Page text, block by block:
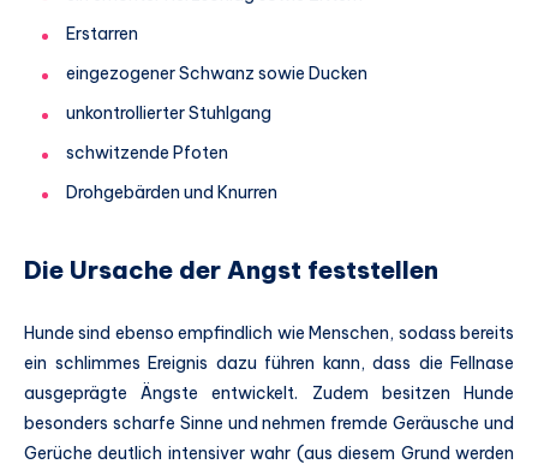
Erstarren
eingezogener Schwanz sowie Ducken
unkontrollierter Stuhlgang
schwitzende Pfoten
Drohgebärden und Knurren
Die Ursache der Angst feststellen
Hunde sind ebenso empfindlich wie Menschen, sodass bereits
ein schlimmes Ereignis dazu führen kann, dass die Fellnase
ausgeprägte Ängste entwickelt. Zudem besitzen Hunde
besonders scharfe Sinne und nehmen fremde Geräusche und
Gerüche deutlich intensiver wahr (aus diesem Grund werden